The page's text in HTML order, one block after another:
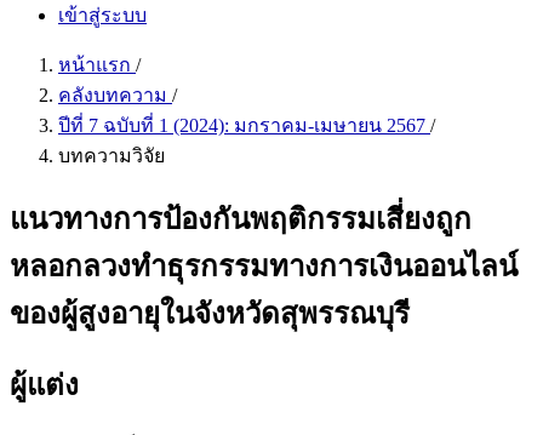
เข้าสู่ระบบ
หน้าแรก /
คลังบทความ /
ปีที่ 7 ฉบับที่ 1 (2024): มกราคม-เมษายน 2567 /
บทความวิจัย
แนวทางการป้องกันพฤติกรรมเสี่ยงถูก
หลอกลวงทำธุรกรรมทางการเงินออนไลน์
ของผู้สูงอายุในจังหวัดสุพรรณบุรี
ผู้แต่ง